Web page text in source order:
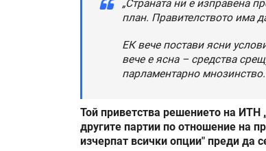
„Страната ни е изправена
план. Правителството има
ЕК вече постави ясни
вече е ясна – средства
парламентарно
Той приветства решението на ИТН
другите партии по отношение на
изчерпат всички опции" преди да